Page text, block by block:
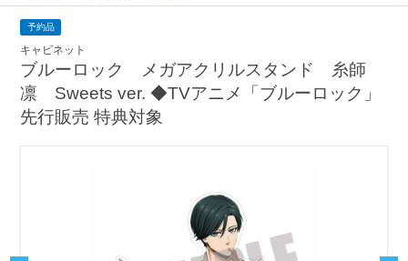
予約品
キャビネット
ブルーロック メガアクリルスタンド 糸師
凛 Sweets ver. ◆TVアニメ「ブルーロック」
先行販売 特典対象